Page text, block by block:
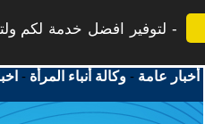
لتوفير افضل خدمة لكم
أخبار عامة -وكالة أنباء المرأة -